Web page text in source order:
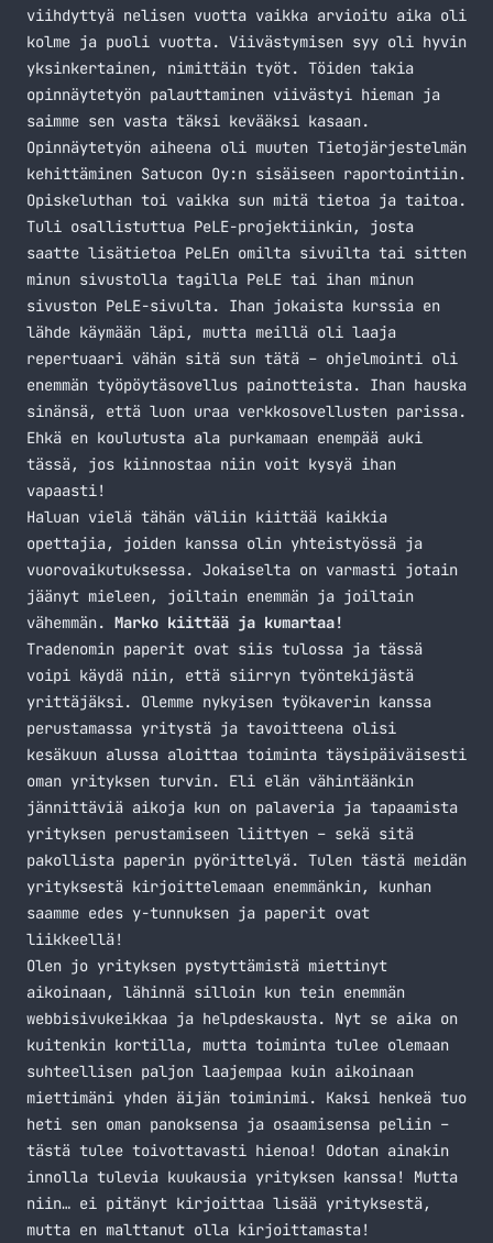
viihdyttyä nelisen vuotta vaikka arvioitu aika oli
kolme ja puoli vuotta. Viivästymisen syy oli hyvin
yksinkertainen, nimittäin työt. Töiden takia
opinnäytetyön palauttaminen viivästyi hieman ja
saimme sen vasta täksi kevääksi kasaan.
Opinnäytetyön aiheena oli muuten Tietojärjestelmän
kehittäminen Satucon Oy:n sisäiseen raportointiin.
Opiskeluthan toi vaikka sun mitä tietoa ja taitoa.
Tuli osallistuttua PeLE-projektiinkin, josta
saatte lisätietoa PeLEn omilta sivuilta tai sitten
minun sivustolla tagilla PeLE tai ihan minun
sivuston PeLE-sivulta. Ihan jokaista kurssia en
lähde käymään läpi, mutta meillä oli laaja
repertuaari vähän sitä sun tätä – ohjelmointi oli
enemmän työpöytäsovellus painotteista. Ihan hauska
sinänsä, että luon uraa verkkosovellusten parissa.
Ehkä en koulutusta ala purkamaan enempää auki
tässä, jos kiinnostaa niin voit kysyä ihan
vapaasti!
Haluan vielä tähän väliin kiittää kaikkia
opettajia, joiden kanssa olin yhteistyössä ja
vuorovaikutuksessa. Jokaiselta on varmasti jotain
jäänyt mieleen, joiltain enemmän ja joiltain
vähemmän. Marko kiittää ja kumartaa!
Tradenomin paperit ovat siis tulossa ja tässä
voipi käydä niin, että siirryn työntekijästä
yrittäjäksi. Olemme nykyisen työkaverin kanssa
perustamassa yritystä ja tavoitteena olisi
kesäkuun alussa aloittaa toiminta täysipäiväisesti
oman yrityksen turvin. Eli elän vähintäänkin
jännittäviä aikoja kun on palaveria ja tapaamista
yrityksen perustamiseen liittyen – sekä sitä
pakollista paperin pyörittelyä. Tulen tästä meidän
yrityksestä kirjoittelemaan enemmänkin, kunhan
saamme edes y-tunnuksen ja paperit ovat
liikkeellä!
Olen jo yrityksen pystyttämistä miettinyt
aikoinaan, lähinnä silloin kun tein enemmän
webbisivukeikkaa ja helpdeskausta. Nyt se aika on
kuitenkin kortilla, mutta toiminta tulee olemaan
suhteellisen paljon laajempaa kuin aikoinaan
miettimäni yhden äijän toiminimi. Kaksi henkeä tuo
heti sen oman panoksensa ja osaamisensa peliin –
tästä tulee toivottavasti hienoa! Odotan ainakin
innolla tulevia kuukausia yrityksen kanssa! Mutta
niin… ei pitänyt kirjoittaa lisää yrityksestä,
mutta en malttanut olla kirjoittamasta!